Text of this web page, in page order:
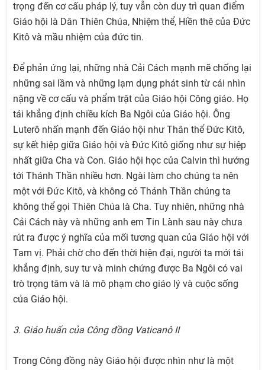
trọng đến cơ cấu pháp lý, tuy vẫn còn duy trì quan điểm
Giáo hội là Dân Thiên Chúa, Nhiệm thể, Hiền thê của Đức
Kitô và mầu nhiệm của đức tin.
Để phản ứng lại, những nhà Cải Cách mạnh mẽ chống lại
những sai lầm và những lạm dụng phát sinh từ cái nhìn
nặng về cơ cấu và phẩm trật của Giáo hội Công giáo. Họ
tái khẳng định chiều kích Ba Ngôi của Giáo hội. Ông
Luterô nhấn mạnh đến Giáo hội như Thân thể Đức Kitô,
sự kết hiệp giữa Giáo hội và Đức Kitô giống như sự hiệp
nhất giữa Cha và Con. Giáo hội học của Calvin thì hướng
tới Thánh Thần nhiều hơn. Ngài làm cho chúng ta nên
một với Đức Kitô, và không có Thánh Thần chúng ta
không thể gọi Thiên Chúa là Cha. Tuy nhiên, những nhà
Cải Cách này và những anh em Tin Lành sau này chưa
rút ra được ý nghĩa của mối tương quan của Giáo hội với
Tam vị. Phải chờ cho đến thời hiện đại, người ta mới tái
khẳng định, suy tư và minh chứng được Ba Ngôi có vai
trò trọng tâm và là mô phạm cho giáo lý và cuộc sống
của Giáo hội.
3. Giáo huấn của Công đồng Vaticanô II
Trong Công đồng này Giáo hội được nhìn như là một